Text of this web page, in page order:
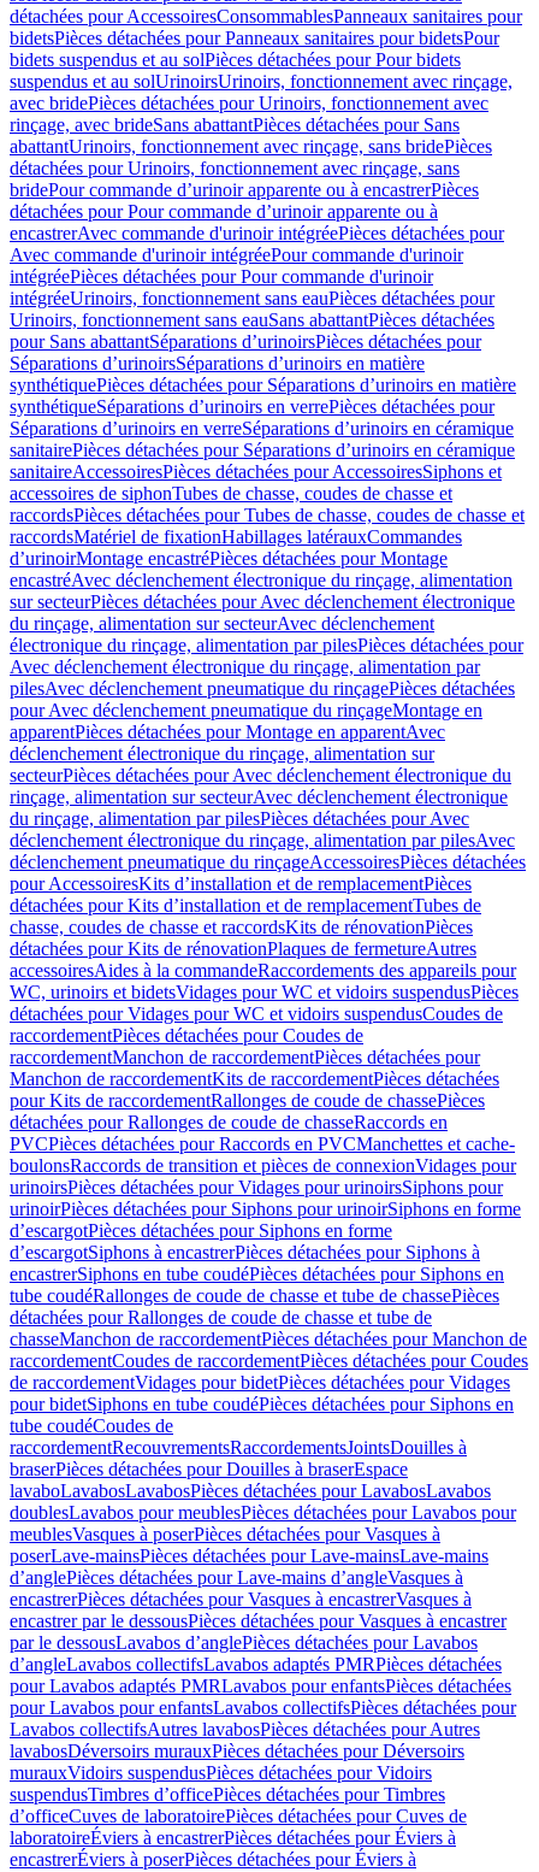
détachées pour AccessoiresConsommablesPanneaux sanitaires pour
bidetsPièces détachées pour Panneaux sanitaires pour bidetsPour
bidets suspendus et au solPièces détachées pour Pour bidets
suspendus et au solUrinoirsUrinoirs, fonctionnement avec rinçage,
avec bridePièces détachées pour Urinoirs, fonctionnement avec
rinçage, avec brideSans abattantPièces détachées pour Sans
abattantUrinoirs, fonctionnement avec rinçage, sans bridePièces
détachées pour Urinoirs, fonctionnement avec rinçage, sans
bridePour commande d’urinoir apparente ou à encastrerPièces
détachées pour Pour commande d’urinoir apparente ou à
encastrerAvec commande d'urinoir intégréePièces détachées pour
Avec commande d'urinoir intégréePour commande d'urinoir
intégréePièces détachées pour Pour commande d'urinoir
intégréeUrinoirs, fonctionnement sans eauPièces détachées pour
Urinoirs, fonctionnement sans eauSans abattantPièces détachées
pour Sans abattantSéparations d’urinoirsPièces détachées pour
Séparations d’urinoirsSéparations d’urinoirs en matière
synthétiquePièces détachées pour Séparations d’urinoirs en matière
synthétiqueSéparations d’urinoirs en verrePièces détachées pour
Séparations d’urinoirs en verreSéparations d’urinoirs en céramique
sanitairePièces détachées pour Séparations d’urinoirs en céramique
sanitaireAccessoiresPièces détachées pour AccessoiresSiphons et
accessoires de siphonTubes de chasse, coudes de chasse et
raccordsPièces détachées pour Tubes de chasse, coudes de chasse et
raccordsMatériel de fixationHabillages latérauxCommandes
dʼurinoirMontage encastréPièces détachées pour Montage
encastréAvec déclenchement électronique du rinçage, alimentation
sur secteurPièces détachées pour Avec déclenchement électronique
du rinçage, alimentation sur secteurAvec déclenchement
électronique du rinçage, alimentation par pilesPièces détachées pour
Avec déclenchement électronique du rinçage, alimentation par
pilesAvec déclenchement pneumatique du rinçagePièces détachées
pour Avec déclenchement pneumatique du rinçageMontage en
apparentPièces détachées pour Montage en apparentAvec
déclenchement électronique du rinçage, alimentation sur
secteurPièces détachées pour Avec déclenchement électronique du
rinçage, alimentation sur secteurAvec déclenchement électronique
du rinçage, alimentation par pilesPièces détachées pour Avec
déclenchement électronique du rinçage, alimentation par pilesAvec
déclenchement pneumatique du rinçageAccessoiresPièces détachées
pour AccessoiresKits d’installation et de remplacementPièces
détachées pour Kits d’installation et de remplacementTubes de
chasse, coudes de chasse et raccordsKits de rénovationPièces
détachées pour Kits de rénovationPlaques de fermetureAutres
accessoiresAides à la commandeRaccordements des appareils pour
WC, urinoirs et bidetsVidages pour WC et vidoirs suspendusPièces
détachées pour Vidages pour WC et vidoirs suspendusCoudes de
raccordementPièces détachées pour Coudes de
raccordementManchon de raccordementPièces détachées pour
Manchon de raccordementKits de raccordementPièces détachées
pour Kits de raccordementRallonges de coude de chassePièces
détachées pour Rallonges de coude de chasseRaccords en
PVCPièces détachées pour Raccords en PVCManchettes et cache-
boulonsRaccords de transition et pièces de connexionVidages pour
urinoirsPièces détachées pour Vidages pour urinoirsSiphons pour
urinoirPièces détachées pour Siphons pour urinoirSiphons en forme
d’escargotPièces détachées pour Siphons en forme
d’escargotSiphons à encastrerPièces détachées pour Siphons à
encastrerSiphons en tube coudéPièces détachées pour Siphons en
tube coudéRallonges de coude de chasse et tube de chassePièces
détachées pour Rallonges de coude de chasse et tube de
chasseManchon de raccordementPièces détachées pour Manchon de
raccordementCoudes de raccordementPièces détachées pour Coudes
de raccordementVidages pour bidetPièces détachées pour Vidages
pour bidetSiphons en tube coudéPièces détachées pour Siphons en
tube coudéCoudes de
raccordementRecouvrementsRaccordementsJointsDouilles à
braserPièces détachées pour Douilles à braserEspace
lavaboLavabosLavabosPièces détachées pour LavabosLavabos
doublesLavabos pour meublesPièces détachées pour Lavabos pour
meublesVasques à poserPièces détachées pour Vasques à
poserLave-mainsPièces détachées pour Lave-mainsLave-mains
d’anglePièces détachées pour Lave-mains d’angleVasques à
encastrerPièces détachées pour Vasques à encastrerVasques à
encastrer par le dessousPièces détachées pour Vasques à encastrer
par le dessousLavabos d’anglePièces détachées pour Lavabos
d’angleLavabos collectifsLavabos adaptés PMRPièces détachées
pour Lavabos adaptés PMRLavabos pour enfantsPièces détachées
pour Lavabos pour enfantsLavabos collectifsPièces détachées pour
Lavabos collectifsAutres lavabosPièces détachées pour Autres
lavabosDéversoirs murauxPièces détachées pour Déversoirs
murauxVidoirs suspendusPièces détachées pour Vidoirs
suspendusTimbres dʼofficePièces détachées pour Timbres
dʼofficeCuves de laboratoirePièces détachées pour Cuves de
laboratoireÉviers à encastrerPièces détachées pour Éviers à
encastrerÉviers à poserPièces détachées pour Éviers à